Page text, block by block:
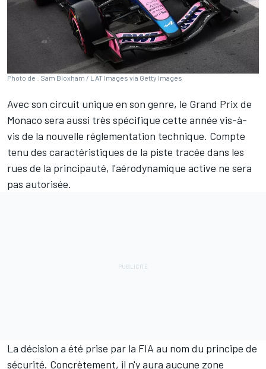
Photo de : Sam Bloxham / LAT Images via Getty Images
Avec son circuit unique en son genre, le Grand Prix de
Monaco sera aussi très spécifique cette année vis-à-
vis de la nouvelle réglementation technique. Compte
tenu des caractéristiques de la piste tracée dans les
rues de la principauté, l'aérodynamique active ne sera
pas autorisée.
La décision a été prise par la FIA au nom du principe de
sécurité. Concrètement, il n'y aura aucune zone